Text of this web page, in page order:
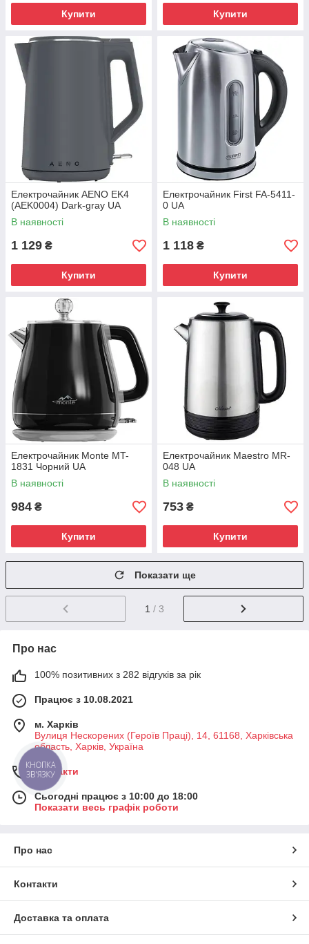
Купити Купити
Електрочайник AENO EK4
(AEK0004) Dark-gray UA
В наявності
1 129 ₴
Купити
Електрочайник First FA-5411-
0 UA
В наявності
1 118 ₴
Купити
Електрочайник Monte MT-
1831 Чорний UA
В наявності
984 ₴
Купити
Електрочайник Maestro MR-
048 UA
В наявності
753 ₴
Купити
Показати ще
1 / 3
Про нас
100% позитивних з 282 відгуків за рік
Працює з 10.08.2021
м. Харків
Вулиця Нескорених (Героїв Праці), 14, 61168, Харківська
область, Харків, Україна
Контакти
Сьогодні працює з 10:00 до 18:00
Показати весь графік роботи
Про нас
Контакти
Доставка та оплата
КНОПКА
ЗВ'ЯЗКУ